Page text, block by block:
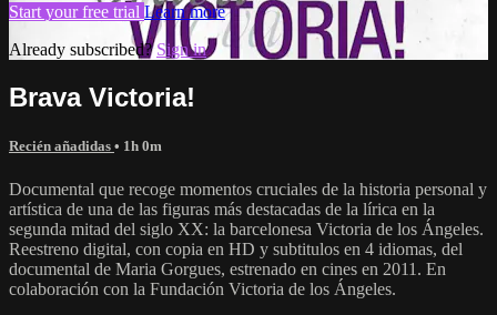
Start your free trial Learn more
Already subscribed?Sign in
Brava Victoria!
Recién añadidas • 1h 0m
Documental que recoge momentos cruciales de la historia personal y
artística de una de las figuras más destacadas de la lírica en la
segunda mitad del siglo XX: la barcelonesa Victoria de los Ángeles.
Reestreno digital, con copia en HD y subtitulos en 4 idiomas, del
documental de Maria Gorgues, estrenado en cines en 2011. En
colaboración con la Fundación Victoria de los Ángeles.